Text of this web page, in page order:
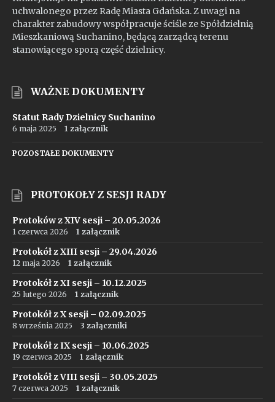
uchwalonego przez Radę Miasta Gdańska. Z uwagi na
charakter zabudowy współpracuje ściśle ze Spółdzielnią
Mieszkaniową Suchanino, będącą zarządcą terenu
stanowiącego sporą część dzielnicy.
WAŻNE DOKUMENTY
Statut Rady Dzielnicy Suchanino
6 maja 2025 1 załącznik
POZOSTAŁE DOKUMENTY
PROTOKOŁY Z SESJI RADY
Protoków z XIV sesji – 20.05.2026
1 czerwca 2026 1 załącznik
Protokół z XIII sesji – 29.04.2026
12 maja 2026 1 załącznik
Protokół z XI sesji – 10.12.2025
25 lutego 2026 1 załącznik
Protokół z X sesji – 02.09.2025
8 września 2025 3 załączniki
Protokół z IX sesji – 10.06.2025
19 czerwca 2025 1 załącznik
Protokół z VIII sesji – 30.05.2025
7 czerwca 2025 1 załącznik